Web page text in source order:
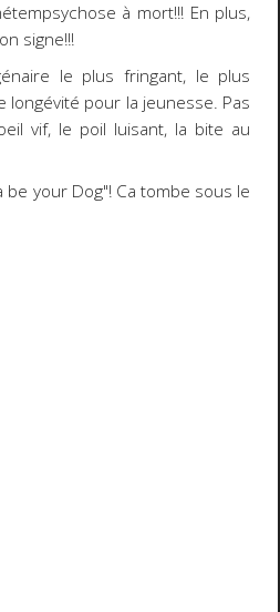
à mort!!! En plus,
signe!!!
le plus fringant, le plus
longévité pour la jeunesse. Pas
vif, le poil luisant, la bite au
be your Dog"! Ca tombe sous le